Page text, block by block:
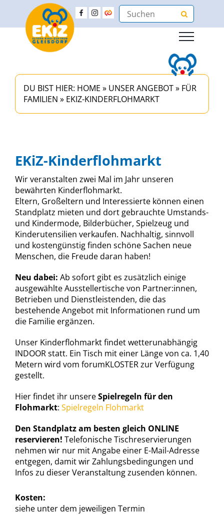
DU BIST HIER: HOME » UNSER ANGEBOT» FÜR
FAMILIEN » EKIZ-KINDERFLOHMARKT
EKiZ-Kinderflohmarkt
Wir veranstalten zwei Mal im Jahr unseren
bewährten Kinderflohmarkt.
Eltern, Großeltern und Interessierte können einen
Standplatz mieten und dort gebrauchte Umstands-
und Kindermode, Bilderbücher, Spielzeug und
Kinderutensilien verkaufen. Nachhaltig, sinnvoll
und kostengünstig finden schöne Sachen neue
Menschen, die Freude daran haben!
Neu dabei: Ab sofort gibt es zusätzlich einige
ausgewählte Ausstellertische von Partner:innen,
Betrieben und Dienstleistenden, die das
bestehende Angebot mit Informationen rund um
die Familie ergänzen.
Unser Kinderflohmarkt findet wetterunabhängig
INDOOR statt. Ein Tisch mit einer Länge von ca. 1,40
Metern wird vom forumKLOSTER zur Verfügung
gestellt.
Hier findet ihr unsereSpielregeln für den
Flohmarkt: Spielregeln Flohmarkt
Den Standplatz am besten gleich ONLINE
reservieren! Telefonische Tischreservierungen
nehmen wir nur mit Angabe einer E-Mail-Adresse
entgegen, damit wir Zahlungsbedingungen und
Infos zu dieser Veranstaltung zusenden können.
Kosten:
siehe unter dem jeweiligen Termin